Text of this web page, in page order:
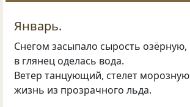
Январь.
Снегом засыпало сырость озёрную,
в глянец оделась вода.
Ветер танцующий, стелет морозную
жизнь из прозрачного льда.